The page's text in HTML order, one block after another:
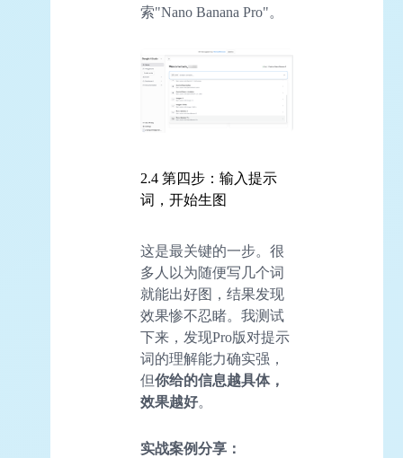
索"Nano Banana Pro"。
2.4 第四步：输入提示
词，开始生图
这是最关键的一步。很
多人以为随便写几个词
就能出好图，结果发现
效果惨不忍睹。我测试
下来，发现Pro版对提示
词的理解能力确实强，
但你给的信息越具体，
效果越好。
实战案例分享：